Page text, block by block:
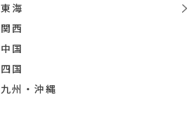
東海
関西
中国
四国
九州・沖縄